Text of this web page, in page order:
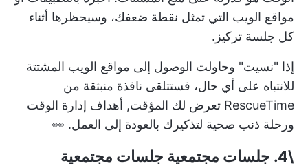
مواقع الويب التي تمثل نقطة ضعفك، وسيحظرها أثناء
كل جلسة تركيز.
إذا "نسيت" وحاولت الوصول إلى مواقع الويب المشتتة
للانتباه على أي حال، فستتلقى نافذة منبثقة من
RescueTime تعرض لك المؤقت,
أهداف إدارة الوقت
ورحلة ذنب صحية لتذكيرك بالعودة إلى العمل. 👀
\4. جلسات مجتمعية جلسات مجتمعية